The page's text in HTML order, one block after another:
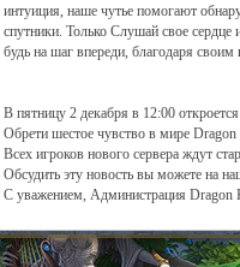
интуиция, наше чутье помогают
спутники. Только Слушай свое
будь на шаг впереди, благодаря
В пятницу 2 декабря в 12:00
Обрети шестое чувство в мире
Всех игроков нового сервера ждут
Обсудить эту новость вы можете на
С уважением, Администрация Dragon